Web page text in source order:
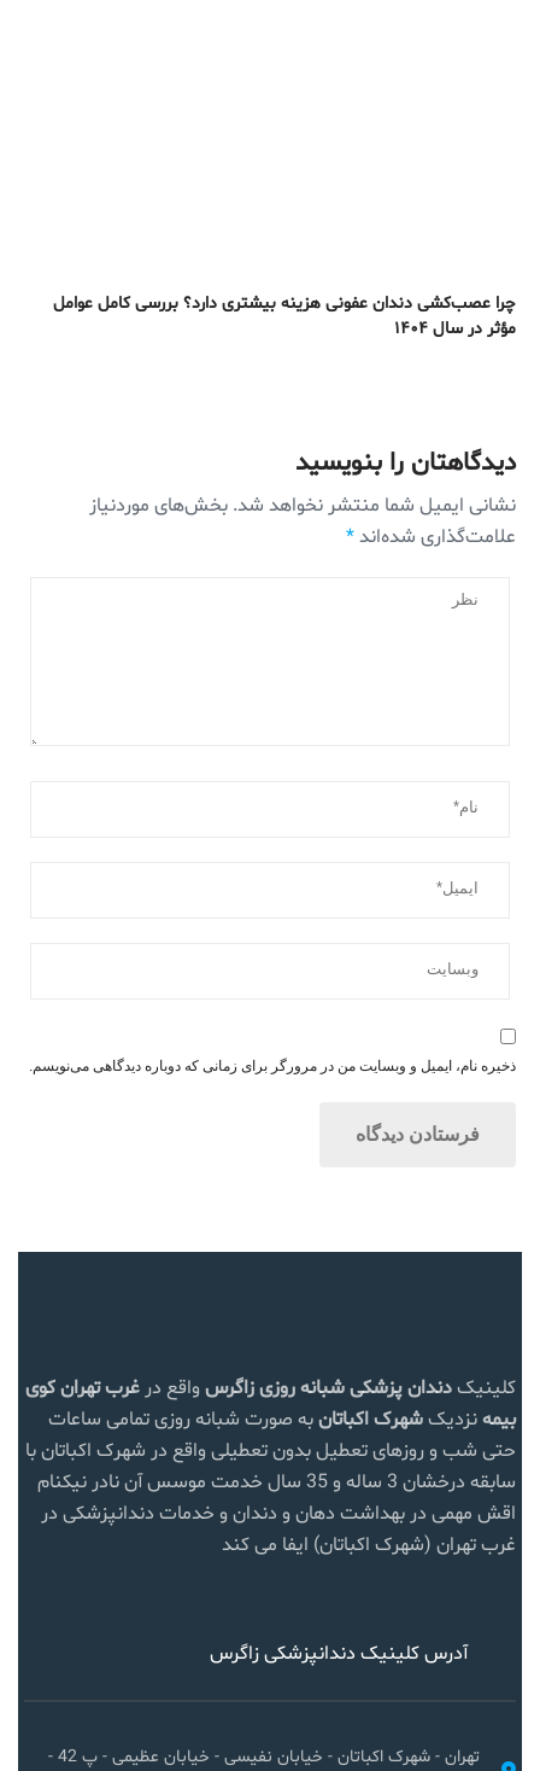
چرا عصب‌کشی دندان عفونی هزینه بیشتری دارد؟ بررسی کامل عوامل
مؤثر در سال ۱۴۰۴
دیدگاهتان را بنویسید
نشانی ایمیل شما منتشر نخواهد شد. بخش‌های موردنیاز
علامت‌گذاری شده‌اند*
ذخیره نام، ایمیل و وبسایت من در مرورگر برای زمانی که دوباره دیدگاهی می‌نویسم.
کلینیکدندان پزشکی شبانه روزی زاگرس واقع در غرب تهرانکوی
بیمهنزدیکشهرک اکباتانبه صورت شبانه روزی تمامی ساعات
حتی شب و روزهای تعطیل بدون تعطیلی واقع در شهرک اکباتان با
سابقه درخشان 3 ساله و 35 سال خدمت موسس آن نادر نیکنام
اقش مهمی در بهداشت دهان و دندان و خدمات دندانپزشکی در
غرب تهران (شهرک اکباتان) ایفا می کند
آدرس کلینیک دندانپزشکی زاگرس
تهران - شهرک اکباتان - خیابان نفیسی - خیابان عظیمی - پ 42 -